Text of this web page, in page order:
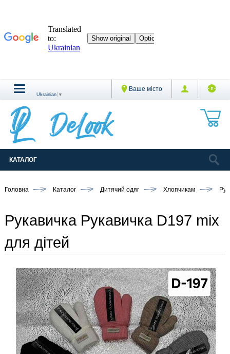
Ваше місто
Ukrainian ▼
КАТАЛОГ
Головна Каталог Дитячий одяг Хлопчикам
Рукавичка Рукавичка D197 mix
для дітей